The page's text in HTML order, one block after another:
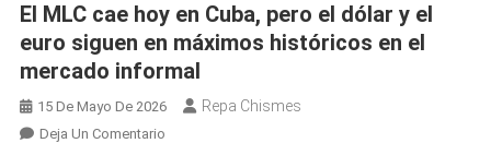
El MLC cae hoy en Cuba, pero el dólar y el
euro siguen en máximos históricos en el
mercado informal
15 De Mayo De 2026 Repa Chismes
Deja Un ComentarioEn